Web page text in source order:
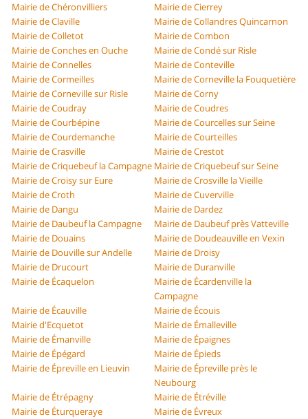
Mairie de Chéronvilliers
Mairie de Cierrey
Mairie de Claville
Mairie de Collandres Quincarnon
Mairie de Colletot
Mairie de Combon
Mairie de Conches en Ouche
Mairie de Condé sur Risle
Mairie de Connelles
Mairie de Conteville
Mairie de Cormeilles
Mairie de Corneville la Fouquetière
Mairie de Corneville sur Risle
Mairie de Corny
Mairie de Coudray
Mairie de Coudres
Mairie de Courbépine
Mairie de Courcelles sur Seine
Mairie de Courdemanche
Mairie de Courteilles
Mairie de Crasville
Mairie de Crestot
Mairie de Criquebeuf la Campagne Mairie de Criquebeuf sur Seine
Mairie de Croisy sur Eure
Mairie de Crosville la Vieille
Mairie de Croth
Mairie de Cuverville
Mairie de Dangu
Mairie de Dardez
Mairie de Daubeuf la Campagne
Mairie de Daubeuf près Vatteville
Mairie de Douains
Mairie de Doudeauville en Vexin
Mairie de Douville sur Andelle
Mairie de Droisy
Mairie de Drucourt
Mairie de Duranville
Mairie de Écaquelon
Mairie de Écardenville la
Campagne
Mairie de Écauville
Mairie de Écouis
Mairie d'Ecquetot
Mairie de Émalleville
Mairie de Émanville
Mairie de Épaignes
Mairie de Épégard
Mairie de Épieds
Mairie de Épreville en Lieuvin
Mairie de Épreville près le
Neubourg
Mairie de Étrépagny
Mairie de Étréville
Mairie de Éturqueraye
Mairie de Évreux